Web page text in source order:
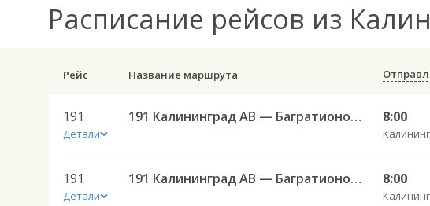
Расписание рейсов из
Рейс Название маршрута
191
Детали
191 Калининград АВ — Багратионовск г. ч/з Стрельня п., Долгоруково п. 8:00
191
Детали
191 Калининград АВ — Багратионовск г. ч/з Стрельня п., Долгоруково п. 8:00